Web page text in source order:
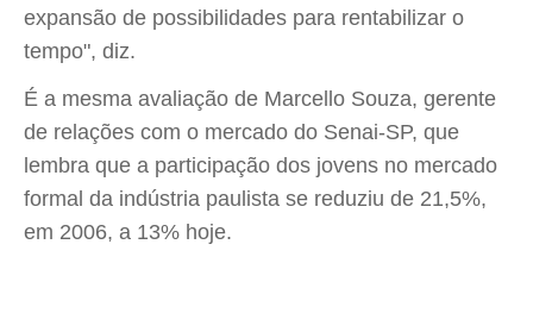
expansão de possibilidades para rentabilizar o
tempo", diz.
É a mesma avaliação de Marcello Souza, gerente
de relações com o mercado do Senai-SP, que
lembra que a participação dos jovens no mercado
formal da indústria paulista se reduziu de 21,5%,
em 2006, a 13% hoje.